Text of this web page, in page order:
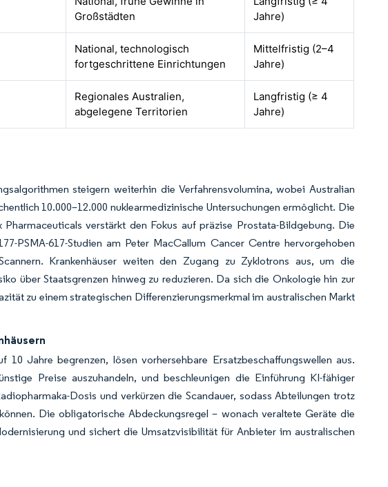
Großstädten
Jahre)
National, technologisch
fortgeschrittene Einrichtungen
Mittelfristig (2–4
Jahre)
Regionales Australien,
abgelegene Territorien
Langfristig (≥ 4
Jahre)
steigern weiterhin die Verfahrensvolumina, wobei Australian
10.000–12.000 nuklearmedizinische Untersuchungen ermöglicht. Die
verstärkt den Fokus auf präzise Prostata-Bildgebung. Die
PSMA-617-Studien am Peter MacCallum Cancer Centre hervorgehoben
Krankenhäuser weiten den Zugang zu Zyklotrons aus, um die
über Staatsgrenzen hinweg zu reduzieren. Da sich die Onkologie hin zur
zu einem strategischen Differenzierungsmerkmal im australischen Markt
Jahre begrenzen, lösen vorhersehbare Ersatzbeschaffungswellen aus.
Preise auszuhandeln, und beschleunigen die Einführung KI-fähiger
Dosis und verkürzen die Scandauer, sodass Abteilungen trotz
Die obligatorische Abdeckungsregel – wonach veraltete Geräte die
und sichert die Umsatzvisibilität für Anbieter im australischen